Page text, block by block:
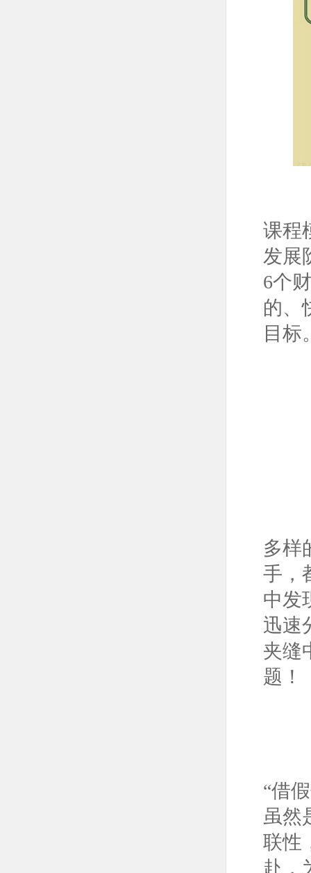
课程
发展
6个
的、
目标
多样
手，
中发
迅速
夹缝
题！
“借
虽然
联性
赴，